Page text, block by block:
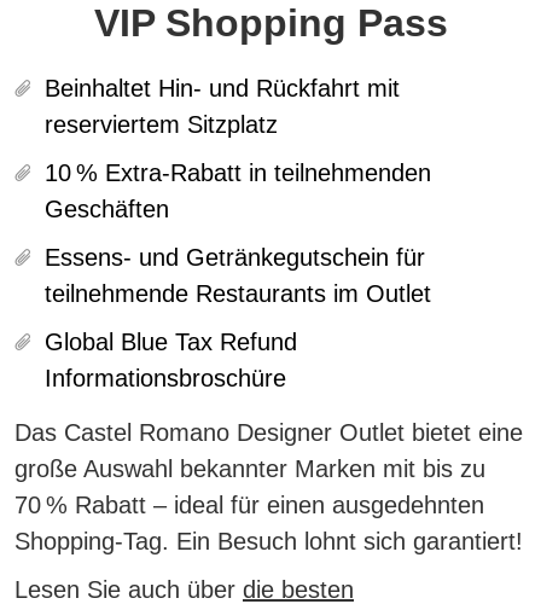
VIP Shopping Pass
Beinhaltet Hin- und Rückfahrt mit
reserviertem Sitzplatz
10 % Extra-Rabatt in teilnehmenden
Geschäften
Essens- und Getränkegutschein für
teilnehmende Restaurants im Outlet
Global Blue Tax Refund
Informationsbroschüre
Das Castel Romano Designer Outlet bietet eine
große Auswahl bekannter Marken mit bis zu
70 % Rabatt – ideal für einen ausgedehnten
Shopping-Tag. Ein Besuch lohnt sich garantiert!
Lesen Sie auch über die besten